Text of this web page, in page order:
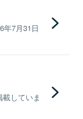
年7月31日
していま